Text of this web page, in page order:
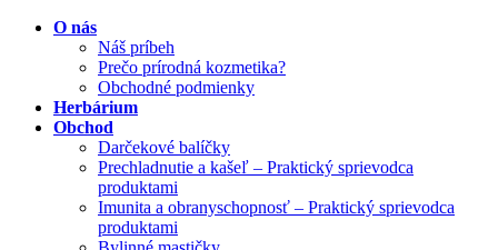
O nás
Náš príbeh
Prečo prírodná kozmetika?
Obchodné podmienky
Herbárium
Obchod
Darčekové balíčky
Prechladnutie a kašeľ – Praktický sprievodca
produktami
Imunita a obranyschopnosť – Praktický sprievodca
produktami